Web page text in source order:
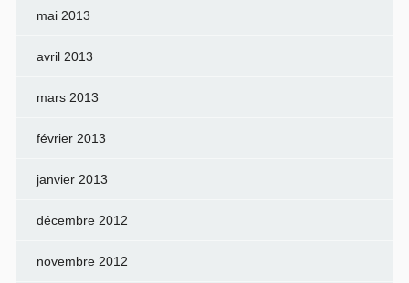
mai 2013
avril 2013
mars 2013
février 2013
janvier 2013
décembre 2012
novembre 2012